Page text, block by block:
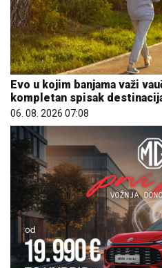
Evo u kojim banjama važi
kompletan spisak
06. 08. 2026 07:08